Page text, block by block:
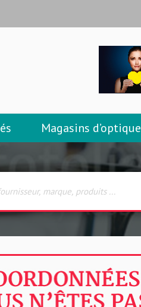
Magasins d’optique